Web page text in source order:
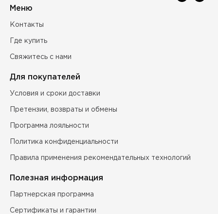
Меню
Контакты
Где купить
Свяжитесь с нами
Для покупателей
Условия и сроки доставки
Претензии, возвраты и обмены
Программа лояльности
Политика конфиденциальности
Правила применения рекомендательных технологий
Полезная информация
Партнерская программа
Сертификаты и гарантии